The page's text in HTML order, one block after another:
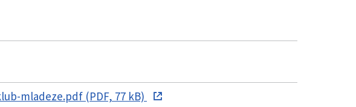
mladeze.pdf (PDF, 77 kB)